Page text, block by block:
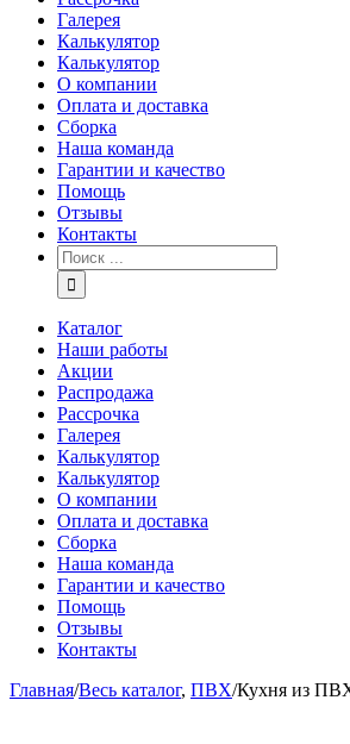
Галерея
Калькулятор
Калькулятор
О компании
Оплата и доставка
Сборка
Наша команда
Гарантии и качество
Помощь
Отзывы
Контакты
Каталог
Наши работы
Акции
Распродажа
Рассрочка
Галерея
Калькулятор
Калькулятор
О компании
Оплата и доставка
Сборка
Наша команда
Гарантии и качество
Помощь
Отзывы
Контакты
Главная/Весь каталог, ПВХ/Кухня из